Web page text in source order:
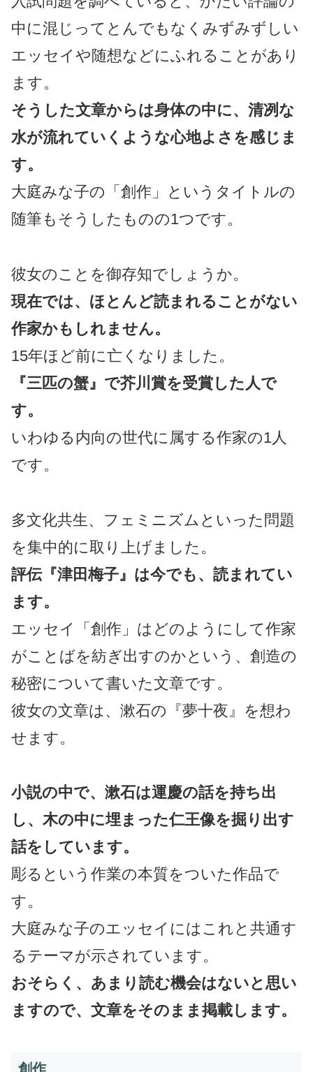
中に混じってとんでもなくみずみずしい
エッセイや随想などにふれることがあり
ます。
そうした文章からは身体の中に、清冽な
水が流れていくような心地よさを感じま
す。
大庭みな子の「創作」というタイトルの
随筆もそうしたものの1つです。
彼女のことを御存知でしょうか。
現在では、ほとんど読まれることがない
作家かもしれません。
15年ほど前に亡くなりました。
『三匹の蟹』で芥川賞を受賞した人で
す。
いわゆる内向の世代に属する作家の1人
です。
多文化共生、フェミニズムといった問題
を集中的に取り上げました。
評伝『津田梅子』は今でも、読まれてい
ます。
エッセイ「創作」はどのようにして作家
がことばを紡ぎ出すのかという、創造の
秘密について書いた文章です。
彼女の文章は、漱石の『夢十夜』を想わ
せます。
小説の中で、漱石は運慶の話を持ち出
し、木の中に埋まった仁王像を掘り出す
話をしています。
彫るという作業の本質をついた作品で
す。
大庭みな子のエッセイにはこれと共通す
るテーマが示されています。
おそらく、あまり読む機会はないと思い
ますので、文章をそのまま掲載します。
創作